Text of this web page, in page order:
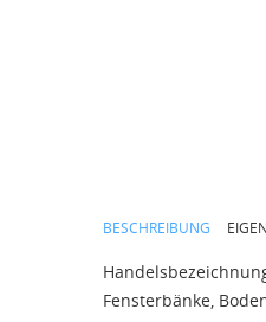
BESCHREIBUNG
Fensterbänke,